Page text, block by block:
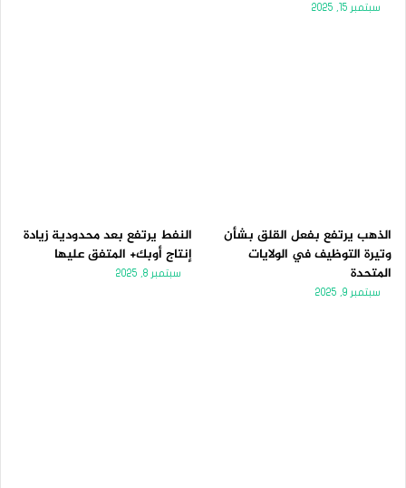
سبتمبر 15, 2025
الذهب يرتفع بفعل القلق بشأن
وتيرة التوظيف في الولايات
المتحدة
سبتمبر 9, 2025
النفط يرتفع بعد محدودية زيادة
إنتاج أوبك+ المتفق عليها
سبتمبر 8, 2025